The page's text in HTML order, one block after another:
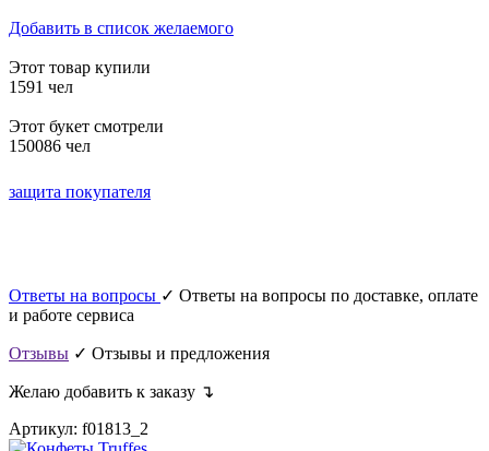
Добавить в список желаемого
Этот товар купили
1591 чел
Этот букет смотрели
150086 чел
защита покупателя
Ответы на вопросы ✓ Ответы на вопросы по доставке, оплате
и работе сервиса
Отзывы ✓ Отзывы и предложения
Желаю добавить к заказу ↴
Артикул: f01813_2